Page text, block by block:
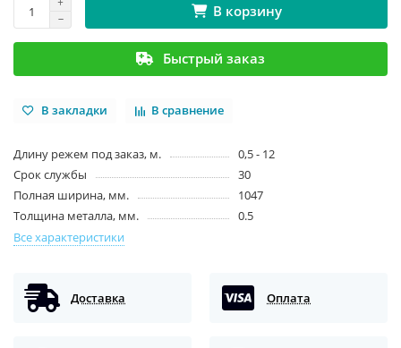
В корзину
Быстрый заказ
В закладки В сравнение
Длину режем под заказ, м.
0,5 - 12
Срок службы
30
Полная ширина, мм.
1047
Толщина металла, мм.
0.5
Все характеристики
Доставка Оплата